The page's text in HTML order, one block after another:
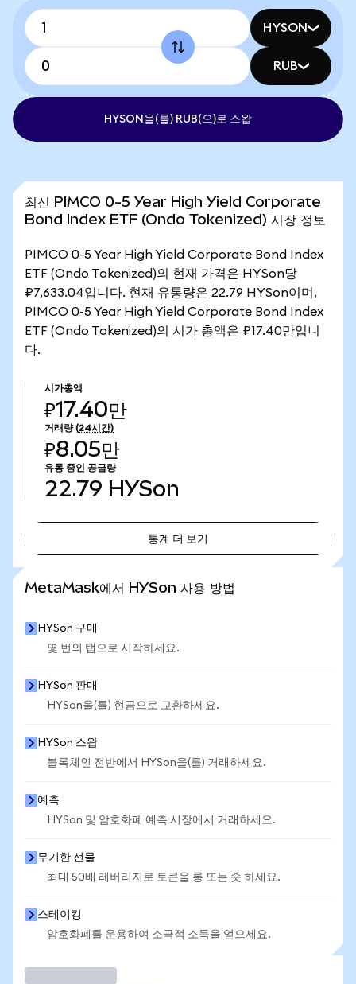
HYSON
RUB
HYSON을(를) RUB(으)로 스왑
최신 PIMCO 0-5 Year High Yield Corporate
Bond Index ETF (Ondo Tokenized) 시장 정보
PIMCO 0-5 Year High Yield Corporate Bond Index
ETF (Ondo Tokenized)의 현재 가격은 HYSon당
₽7,633.04입니다. 현재 유통량은 22.79 HYSon이며,
PIMCO 0-5 Year High Yield Corporate Bond Index
ETF (Ondo Tokenized)의 시가 총액은 ₽17.40만입니
다.
시가총액
₽17.40만
거래량 (24시간)
₽8.05만
유통 중인 공급량
22.79 HYSon
통계 더 보기
MetaMask에서 HYSon 사용 방법
HYSon 구매
몇 번의 탭으로 시작하세요.
HYSon 판매
HYSon을(를) 현금으로 교환하세요.
HYSon 스왑
블록체인 전반에서 HYSon을(를) 거래하세요.
예측
HYSon 및 암호화폐 예측 시장에서 거래하세요.
무기한 선물
최대 50배 레버리지로 토큰을 롱 또는 숏 하세요.
스테이킹
암호화폐를 운용하여 소극적 소득을 얻으세요.